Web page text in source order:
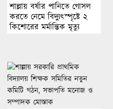
শাল্লায় বর্ষার পানিতে গোসল
করতে নেমে বিদ্যুৎস্পৃষ্টে ২
কিশোরের মর্মান্তিক মৃত্যু